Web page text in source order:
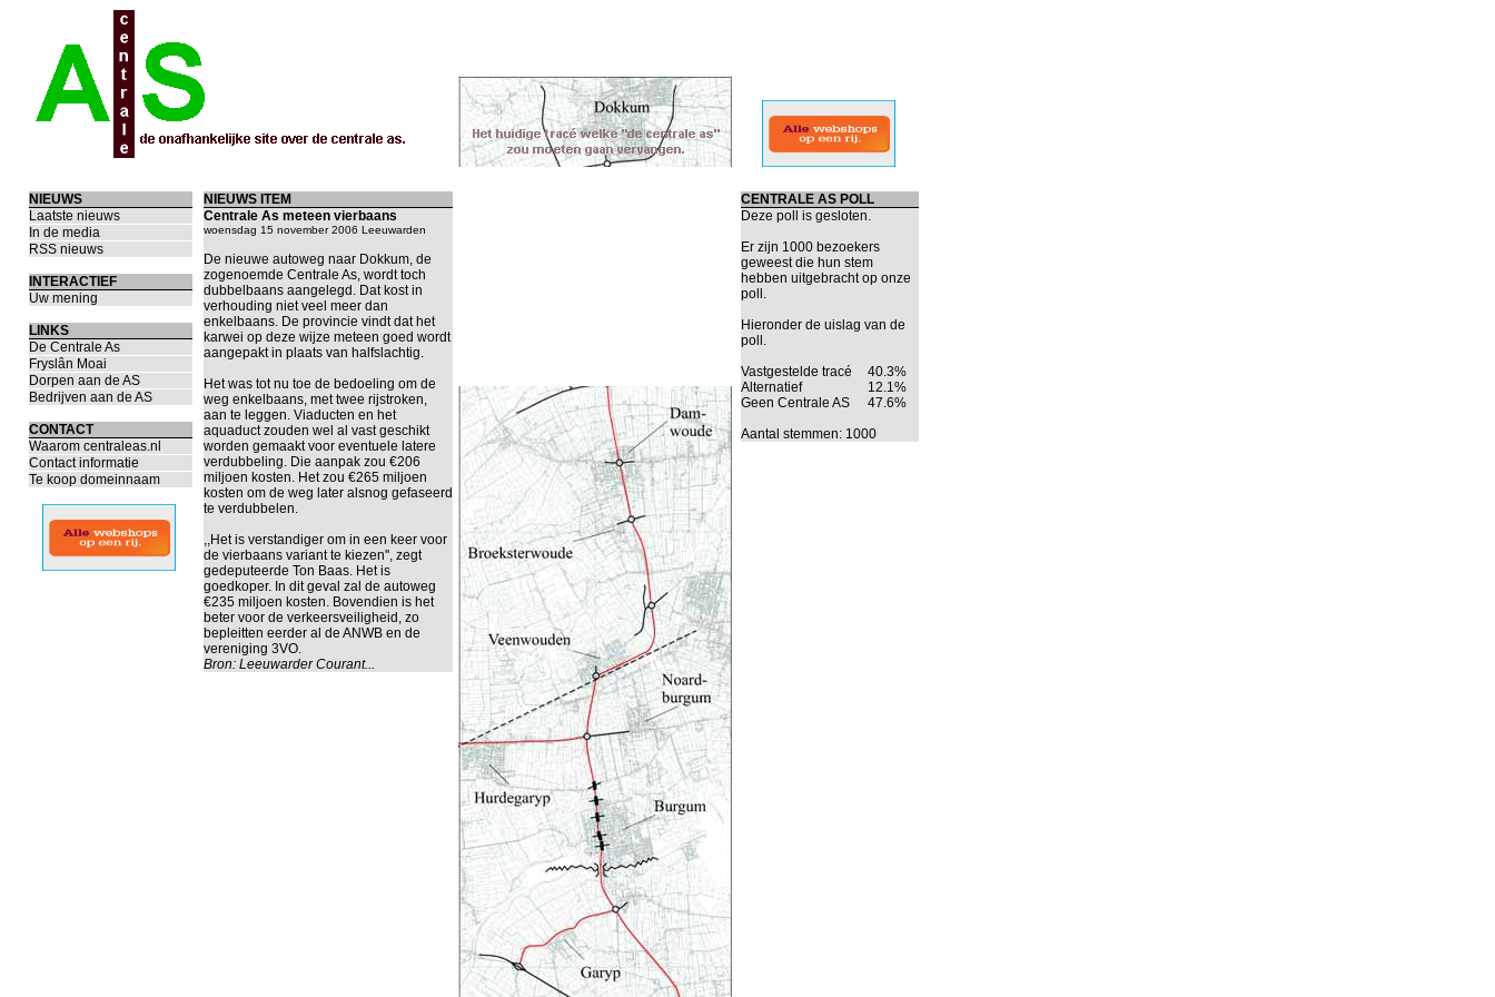
NIEUWS
Laatste nieuws
In de media
RSS nieuws
INTERACTIEF
Uw mening
LINKS
De Centrale As
Fryslân Moai
Dorpen aan de AS
Bedrijven aan de AS
CONTACT
Waarom centraleas.nl
Contact informatie
Te koop domeinnaam
NIEUWS ITEM
Centrale As meteen vierbaans
woensdag 15 november 2006 Leeuwarden
De nieuwe autoweg naar Dokkum, de
zogenoemde Centrale As, wordt toch
dubbelbaans aangelegd. Dat kost in
verhouding niet veel meer dan
enkelbaans. De provincie vindt dat het
karwei op deze wijze meteen goed wordt
aangepakt in plaats van halfslachtig.
Het was tot nu toe de bedoeling om de
weg enkelbaans, met twee rijstroken,
aan te leggen. Viaducten en het
aquaduct zouden wel al vast geschikt
worden gemaakt voor eventuele latere
verdubbeling. Die aanpak zou €206
miljoen kosten. Het zou €265 miljoen
kosten om de weg later alsnog gefaseerd
te verdubbelen.
,,Het is verstandiger om in een keer voor
de vierbaans variant te kiezen'', zegt
gedeputeerde Ton Baas. Het is
goedkoper. In dit geval zal de autoweg
€235 miljoen kosten. Bovendien is het
beter voor de verkeersveiligheid, zo
bepleitten eerder al de ANWB en de
vereniging 3VO.
Bron: Leeuwarder Courant...
CENTRALE AS POLL
Deze poll is gesloten.
Er zijn 1000 bezoekers
geweest die hun stem
hebben uitgebracht op onze
poll.
Hieronder de uislag van de
poll.
Vastgestelde tracé
40.3%
Alternatief
12.1%
Geen Centrale AS
47.6%
Aantal stemmen: 1000